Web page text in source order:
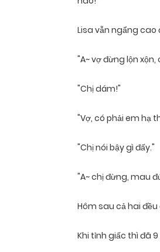
Lisa vẫn ngẩng cao
"A~ vợ đừng lộn xộn,
"Chị dám!"
"Vợ, có phải em hạ
"Chị nói bậy gì đấy."
"A~ chị đừng, mau
Hôm sau cả hai đều
Khi tỉnh giấc thì đã